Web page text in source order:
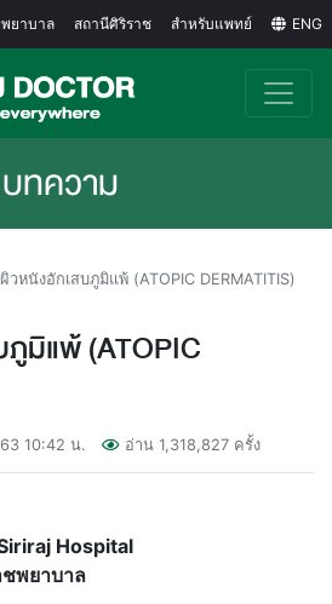
พยาบาล สถานีศิริราช สำหรับแพทย์ ENG
บทความ
วหนังอักเสบภูมิแพ้ (ATOPIC DERMATITIS)
ภูมิแพ้ (ATOPIC
10:42 น. อ่าน 1,318,827 ครั้ง
Hospital
พยาบาล